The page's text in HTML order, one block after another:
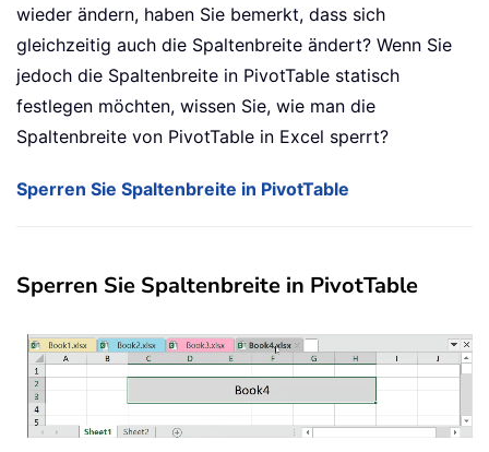
wieder ändern, haben Sie bemerkt, dass sich
gleichzeitig auch die Spaltenbreite ändert? Wenn Sie
jedoch die Spaltenbreite in PivotTable statisch
festlegen möchten, wissen Sie, wie man die
Spaltenbreite von PivotTable in Excel sperrt?
Sperren Sie Spaltenbreite in PivotTable
Sperren Sie Spaltenbreite in PivotTable